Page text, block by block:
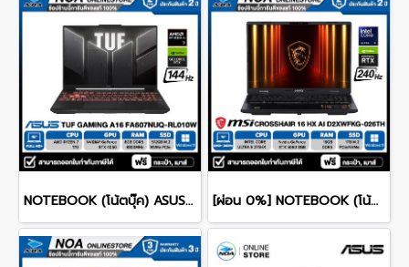
NOTEBOOK (โน้ตบุ๊ค) ASUS TUF GAMING A16 FA607NUQ-RL010W 16" FHD+ 144Hz/RYZEN 7 170/RAM 8GB/SSD 512GB/RTX4050 รับประกันซ่อมฟรีถึงบ้าน 2ปี [ผ่อน 0%] NOTEBOOK (โน้ตบุ๊ก) MSI CROSSHAIR 16 HX AI D2XWFKG-026TH 16" QHD+ 240Hz/CORE ULTRA 9 275HX/RAM 16GB/SSD 1B/RTX 5060/WINDOWS /11+OFFICE รับประกันศูนย์ไทย 2ปี